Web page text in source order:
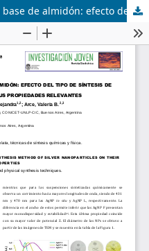
Películas nanocompuestas a base de almidón: efecto del tipo de síntesis de nanopartículas de plata en sus propiedades relevantes